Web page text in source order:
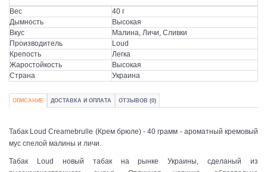
Вес
40 г
Дымность
Высокая
Вкус
Малина, Личи, Сливки
Производитель
Loud
Крепость
Легка
Жаростойкость
Высокая
Страна
Украина
ОПИСАНИЕ ДОСТАВКА И ОПЛАТА ОТЗЫВОВ (0)
Табак Loud Creamebrulle (Крем брюле) - 40 грамм - ароматный кремовый
мус спелой малины и личи.
Табак Loud новый табак на рынке Украины, сделаный из